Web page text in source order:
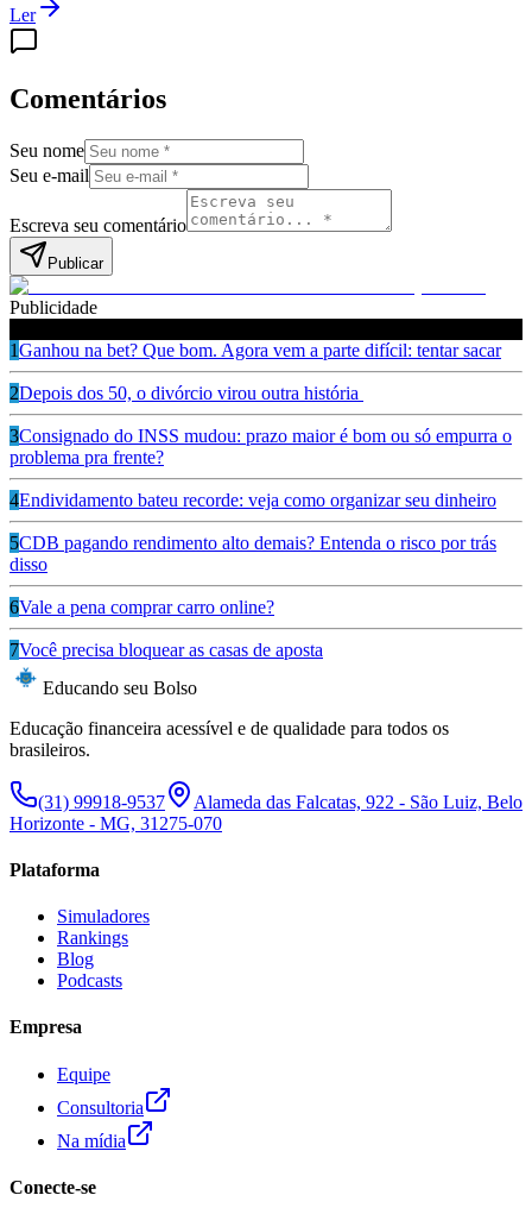
Ler
Comentários
Seu nome
Seu e-mail
Escreva seu comentário
Publicar
Publicidade
1Ganhou na bet? Que bom. Agora vem a parte difícil: tentar sacar
2Depois dos 50, o divórcio virou outra história
3Consignado do INSS mudou: prazo maior é bom ou só empurra o
problema pra frente?
4Endividamento bateu recorde: veja como organizar seu dinheiro
5CDB pagando rendimento alto demais? Entenda o risco por trás
disso
6Vale a pena comprar carro online?
7Você precisa bloquear as casas de aposta
Educando seu Bolso
Educação financeira acessível e de qualidade para todos os
brasileiros.
(31) 99918-9537
Alameda das Falcatas, 922 - São Luiz, Belo
Horizonte - MG, 31275-070
Plataforma
Simuladores
Rankings
Blog
Podcasts
Empresa
Equipe
Consultoria
Na mídia
Conecte-se